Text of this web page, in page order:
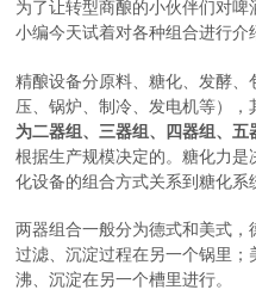
为了让转型商酿的小伙伴们对啤
小编今天试着对各种组合进行介
精酿设备分原料、糖化、发酵
压、锅炉、制冷、发电机等），
为二器组、三器组、四器组、五
根据生产规模决定的。糖化力
化设备的组合方式关系到糖化系
两器组合一般分为德式和美式，
过滤、沉淀过程在另一个锅里
沸、沉淀在另一个槽里进行。